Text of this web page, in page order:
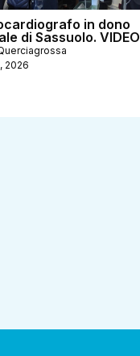
in dono
di Sassuolo. VIDEO
2026